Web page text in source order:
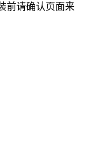
前请确认页面来